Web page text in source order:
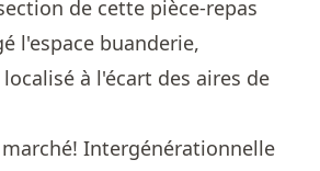
de cette pièce-repas
l'espace buanderie,
à l'écart des aires de